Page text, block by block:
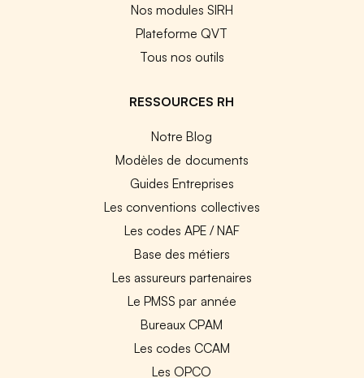
Nos modules SIRH
Plateforme QVT
Tous nos outils
RESSOURCES RH
Notre Blog
Modèles de documents
Guides Entreprises
Les conventions collectives
Les codes APE / NAF
Base des métiers
Les assureurs partenaires
Le PMSS par année
Bureaux CPAM
Les codes CCAM
Les OPCO